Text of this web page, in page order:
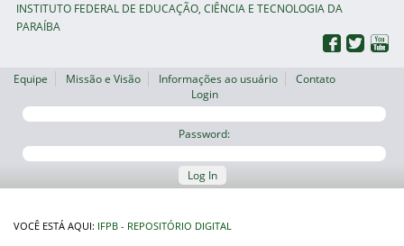
INSTITUTO FEDERAL DE EDUCAÇÃO, CIÊNCIA E TECNOLOGIA DA
PARAÍBA
Equipe Missão e Visão Informações ao usuário
Contato
Login
Password:
Log In
VOCÊ ESTÁ AQUI: IFPB - REPOSITÓRIO DIGITAL